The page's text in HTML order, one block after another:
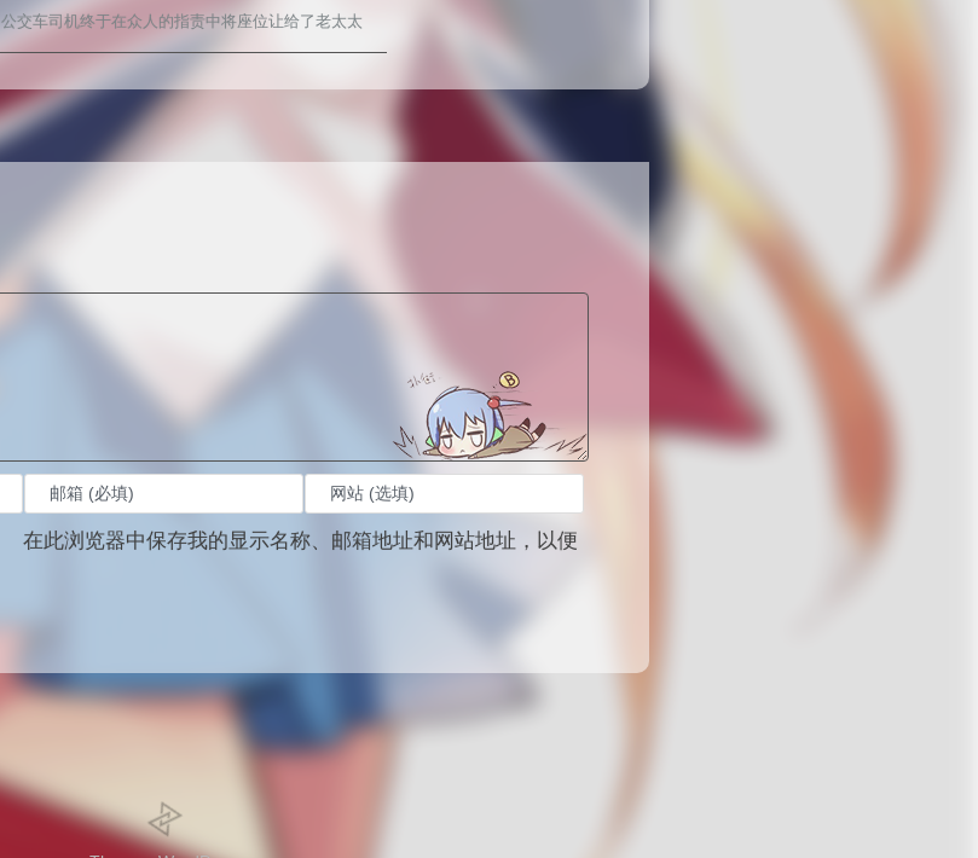
公交车司机终于在众人的指责中将座位让给了老太太
在此浏览器中保存我的显示名称、邮箱地址和网站地址，以便